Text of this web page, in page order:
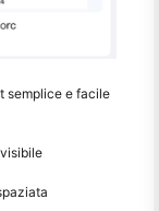
semplice e facile